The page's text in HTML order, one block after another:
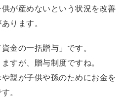
が産めないという状況を改善
ります。
金の一括贈与」です。
すが、贈与制度ですね。
親が子供や孫のためにお金を
。